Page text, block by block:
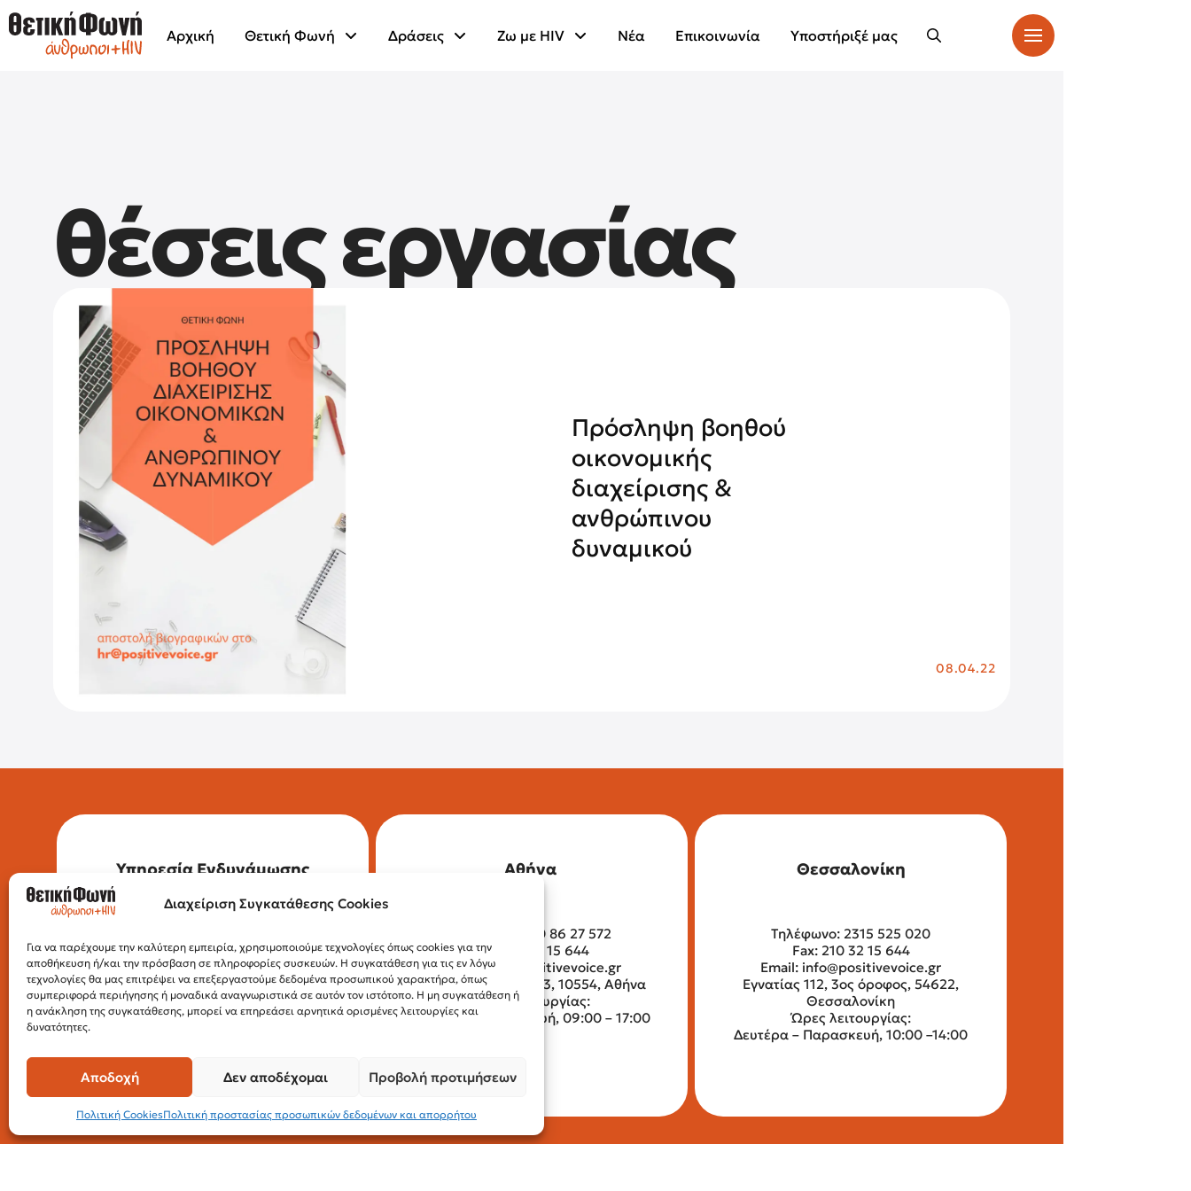
Διαχείριση Συγκατάθεσης Cookies
Για να παρέχουμε την καλύτερη εμπειρία, χρησιμοποιούμε τεχνολογίες όπως cookies για την
αποθήκευση ή/και την πρόσβαση σε πληροφορίες συσκευών. Η συγκατάθεση για τις εν λόγω
τεχνολογίες θα μας επιτρέψει να επεξεργαστούμε δεδομένα προσωπικού χαρακτήρα, όπως
συμπεριφορά περιήγησης ή μοναδικά αναγνωριστικά σε αυτόν τον ιστότοπο. Η μη συγκατάθεση ή
η ανάκληση της συγκατάθεσης, μπορεί να επηρεάσει αρνητικά ορισμένες λειτουργίες και
δυνατότητες.
Αποδοχή Δεν αποδέχομαι Προβολή προτιμήσεων
Πολιτική CookiesΠολιτική προστασίας προσωπικών δεδομένων και απορρήτου
Αρχική Θετική Φωνή Δράσεις Ζω με HIV Νέα Επικοινωνία Υποστήριξέ μας
θέσεις εργασίας
Πρόσληψη βοηθού
οικονομικής
διαχείρισης &
ανθρώπινου
δυναμικού
08.04.22
Υπηρεσία Ενδυνάμωσης
HIV, επικοινώνησε με την Υπηρεσία
Ενδυνάμωσης.
Τηλέφωνο: 210 32 34 492
Email:empowerment@positivevoice.gr
Παρασκευή, 10:00 – 14:00
Αθήνα
Τηλέφωνο: 210 86 27 572
Fax: 210 32 15 644
Email:info@positivevoice.gr
Αγίων Αναργύρων 13, 10554, Αθήνα
Ώρες λειτουργίας:
Δευτέρα – Παρασκευή, 09:00 – 17:00
Θεσσαλονίκη
Τηλέφωνο: 2315 525 020
Fax: 210 32 15 644
Email: info@positivevoice.gr
Εγνατίας 112, 3ος όροφος, 54622,
Θεσσαλονίκη
Ώρες λειτουργίας:
Δευτέρα – Παρασκευή, 10:00 –14:00